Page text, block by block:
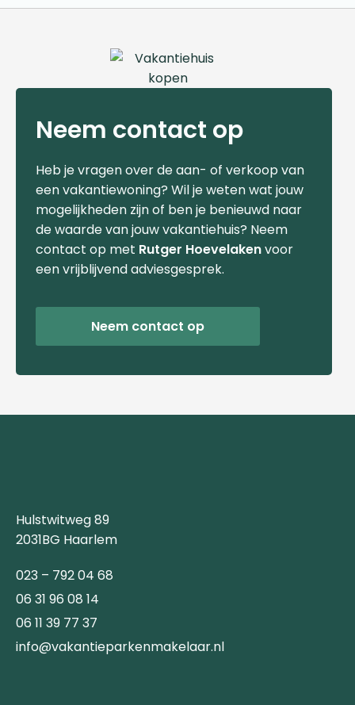
Neem contact op
Heb je vragen over de aan- of verkoop van
een vakantiewoning? Wil je weten wat jouw
mogelijkheden zijn of ben je benieuwd naar
de waarde van jouw vakantiehuis? Neem
contact op met Rutger Hoevelakenvoor
een vrijblijvend adviesgesprek.
Neem contact op
Hulstwitweg 89
2031BG Haarlem
023 – 792 04 68
06 31 96 08 14
06 11 39 77 37
info@vakantieparkenmakelaar.nl